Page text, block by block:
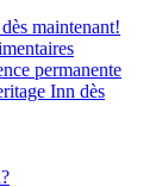
maintenant!
permanente
Inn dès